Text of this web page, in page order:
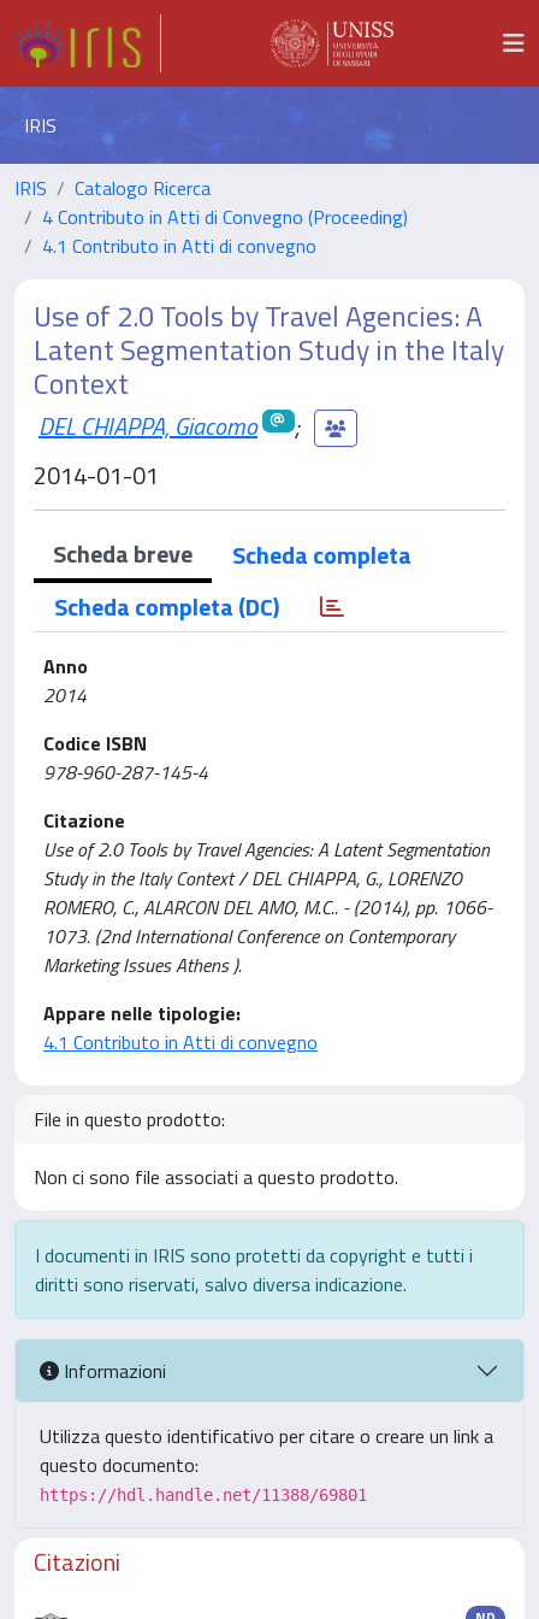
IRIS
IRIS
Catalogo Ricerca
4 Contributo in Atti di Convegno (Proceeding)
4.1 Contributo in Atti di convegno
Use of 2.0 Tools by Travel Agencies: A
Latent Segmentation Study in the Italy
Context
DEL CHIAPPA, Giacomo
;
2014-01-01
Scheda breve
Scheda completa
Scheda completa (DC)
Anno
2014
Codice ISBN
978-960-287-145-4
Citazione
Use of 2.0 Tools by Travel Agencies: A Latent Segmentation
Study in the Italy Context / DEL CHIAPPA, G., LORENZO
ROMERO, C., ALARCON DEL AMO, M.C.. - (2014), pp. 1066-
1073. (2nd International Conference on Contemporary
Marketing Issues Athens ).
Appare nelle tipologie:
4.1 Contributo in Atti di convegno
File in questo prodotto:
Non ci sono file associati a questo prodotto.
I documenti in IRIS sono protetti da copyright e tutti i
diritti sono riservati, salvo diversa indicazione.
Informazioni
Utilizza questo identificativo per citare o creare un link a
questo documento:
https://hdl.handle.net/11388/69801
Citazioni